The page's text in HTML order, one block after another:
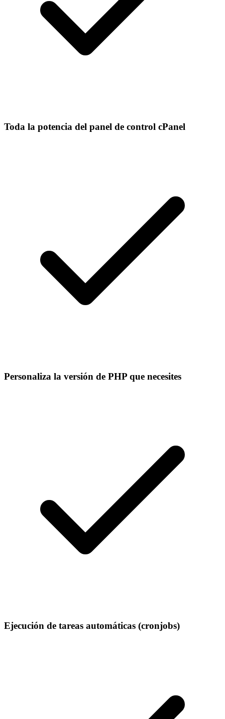
Toda la potencia del panel de control cPanel
Personaliza la versión de PHP que necesites
Ejecución de tareas automáticas (cronjobs)